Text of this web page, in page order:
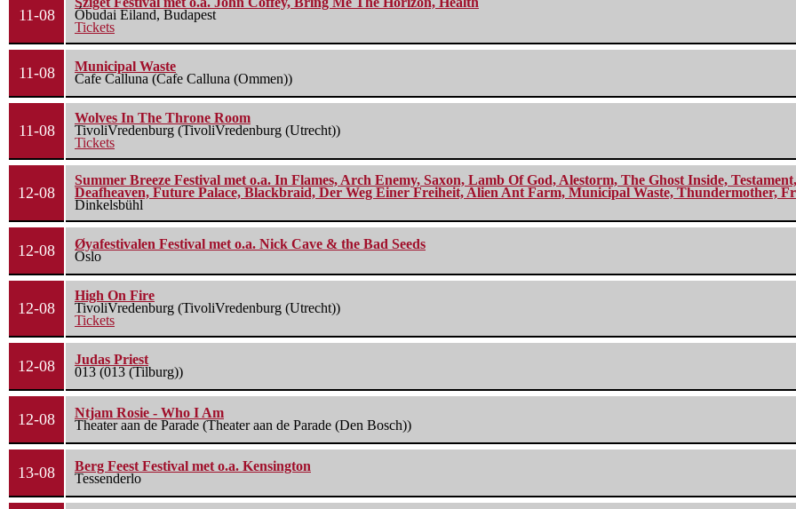
11-08
Óbudai Eiland, Budapest
Tickets
11-08
Municipal Waste
Cafe Calluna (Cafe Calluna (Ommen))
11-08
Wolves In The Throne Room
TivoliVredenburg (TivoliVredenburg (Utrecht))
Tickets
12-08
Summer Breeze Festival met o.a. In Flames, Arch Enemy, Saxon, Lamb Of God, Alestorm, The Ghost Inside,
Deafheaven, Future Palace, Blackbraid, Der Weg Einer Freiheit, Alien Ant Farm, Municipal Waste, Thundermother,
Dinkelsbühl
12-08
Øyafestivalen Festival met o.a. Nick Cave & the Bad Seeds
Oslo
12-08
High On Fire
TivoliVredenburg (TivoliVredenburg (Utrecht))
Tickets
12-08
Judas Priest
013 (013 (Tilburg))
12-08
Ntjam Rosie - Who I Am
Theater aan de Parade (Theater aan de Parade (Den Bosch))
13-08
Berg Feest Festival met o.a. Kensington
Tessenderlo